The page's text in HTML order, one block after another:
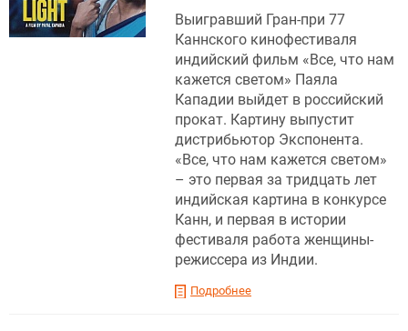
Выигравший Гран-при 77
Каннского кинофестиваля
индийский фильм «Все, что нам
кажется светом» Паяла
Кападии выйдет в российский
прокат. Картину выпустит
дистрибьютор Экспонента.
«Все, что нам кажется светом»
– это первая за тридцать лет
индийская картина в конкурсе
Канн, и первая в истории
фестиваля работа женщины-
режиссера из Индии.
Подробнее